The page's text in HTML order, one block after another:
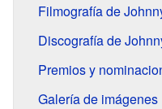
Filmografía de
Discografía de
Premios y
Galería de imágenes